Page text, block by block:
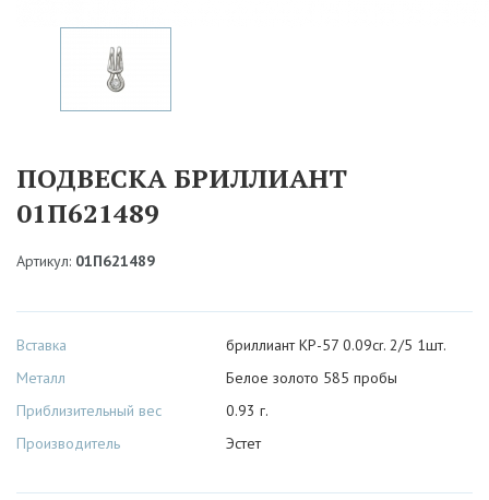
ПОДВЕСКА БРИЛЛИАНТ
01П621489
Артикул: 01П621489
Вставка
Металл
Приблизительный вес
Производитель
бриллиант КР-57 0.09cr. 2/5 1шт.
Белое золото 585 пробы
0.93 г.
Эстет